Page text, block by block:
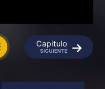
Capitulo
SIGUIENTE